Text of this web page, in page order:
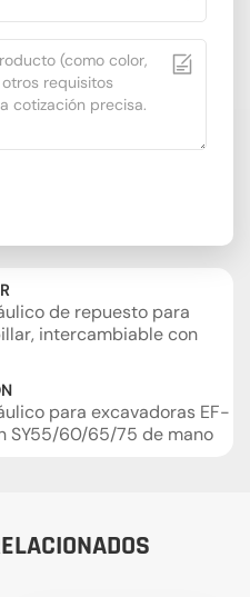
de repuesto para
intercambiable con
para excavadoras EF-
SY55/60/65/75 de mano